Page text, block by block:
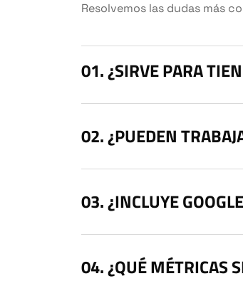
Resolvemos las dudas más
¿SIRVE PARA
¿PUEDEN
¿INCLUYE
¿QUÉ MÉTRICAS